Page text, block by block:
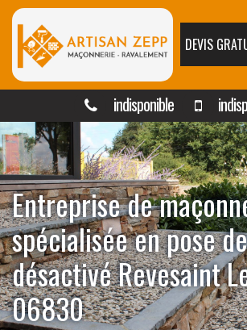
DEVIS
indisponible
Entreprise de
spécialisée en pose
désactivé Revesaint
06830